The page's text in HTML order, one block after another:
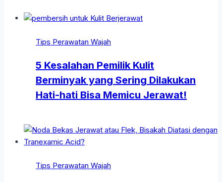
Tips Perawatan Wajah
5 Kesalahan Pemilik Kulit
Berminyak yang Sering Dilakukan
Hati-hati Bisa Memicu Jerawat!
Tips Perawatan Wajah